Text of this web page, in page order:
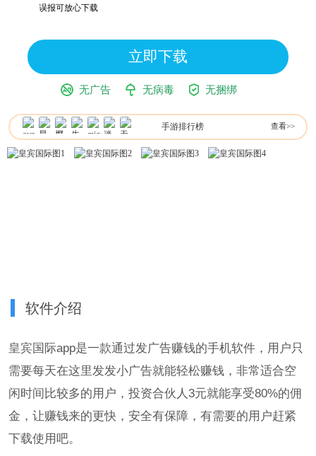
，均为误报可放心下载
立即下载
无广告 无病毒 无捆绑
手游排行榜 查看>>
软件介绍
皇宾国际app是一款通过发广告赚钱的手机软件，用户只
需要每天在这里发发小广告就能轻松赚钱，非常适合空
闲时间比较多的用户，投资合伙人3元就能享受80%的佣
金，让赚钱来的更快，安全有保障，有需要的用户赶紧
下载使用吧。